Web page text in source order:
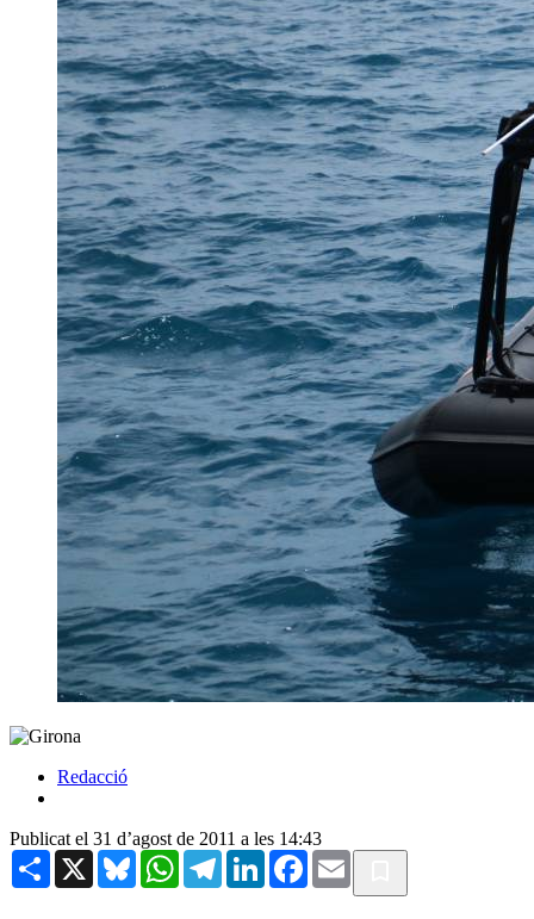
Redacció
Publicat el 31 d’agost de 2011 a les 14:43
Share X BlueskyWhatsAppTelegramLinkedInFacebook
Email